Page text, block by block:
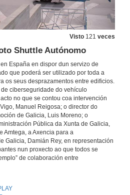
Visto 121 veces
Shuttle Autónomo
España en dispor dun servizo de
que poderá ser utilizado por toda a
os seus desprazamentos entre edificios.
ciberseguridade do vehículo
no que se contou coa intervención
Manuel Reigosa; o director do
de Galicia, Luis Moreno; o
Pública da Xunta de Galicia,
Amtega, a Axencia para a
Galicia, Damián Rey, en representación
nun proxecto ao que todos se
de colaboración entre
de xuño de 2026
de xuño de 2026
Expo-feira científica 2026 “A ciencia que vén”
de Sabarís (Baiona)
de maio de 2026
Acto institucional do Día das Letras Galegas 2026
de maio de 2026
Consello Social UVigo Humana